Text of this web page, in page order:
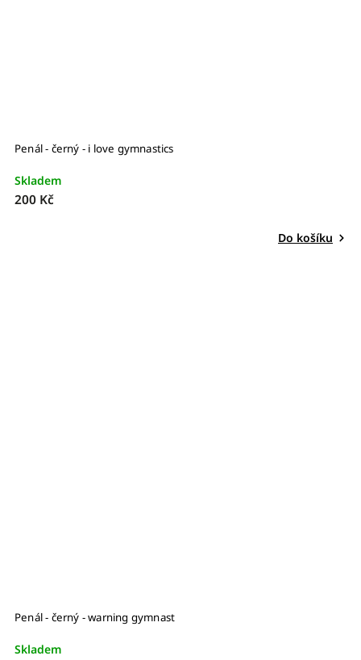
Penál - černý - i love gymnastics
Skladem
200 Kč
Do košíku
Penál - černý - warning gymnast
Skladem